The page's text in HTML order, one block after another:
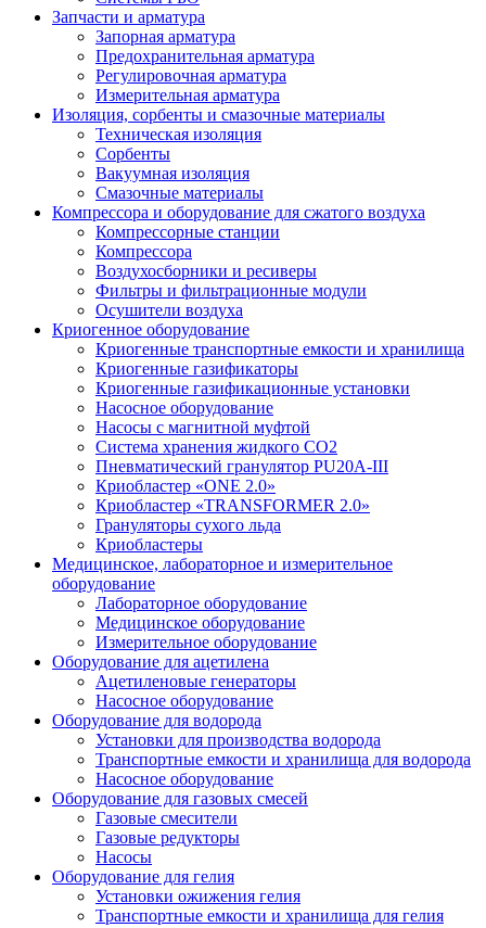
Запчасти и арматура
Запорная арматура
Предохранительная арматура
Регулировочная арматура
Измерительная арматура
Изоляция, сорбенты и смазочные материалы
Техническая изоляция
Сорбенты
Вакуумная изоляция
Смазочные материалы
Компрессора и оборудование для сжатого воздуха
Компрессорные станции
Компрессора
Воздухосборники и ресиверы
Фильтры и фильтрационные модули
Осушители воздуха
Криогенное оборудование
Криогенные транспортные емкости и хранилища
Криогенные газификаторы
Криогенные газификационные установки
Насосное оборудование
Насосы с магнитной муфтой
Система хранения жидкого CO2
Пневматический гранулятор PU20A-III
Криобластер «ONE 2.0»
Криобластер «TRANSFORMER 2.0»
Грануляторы сухого льда
Криобластеры
Медицинское, лабораторное и измерительное
оборудование
Лабораторное оборудование
Медицинское оборудование
Измерительное оборудование
Оборудование для ацетилена
Ацетиленовые генераторы
Насосное оборудование
Оборудование для водорода
Установки для производства водорода
Транспортные емкости и хранилища для водорода
Насосное оборудование
Оборудование для газовых смесей
Газовые смесители
Газовые редукторы
Насосы
Оборудование для гелия
Установки ожижения гелия
Транспортные емкости и хранилища для гелия